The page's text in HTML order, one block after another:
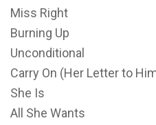
Miss Right
Burning Up
Unconditional
Carry On (Her Letter to
She Is
All She Wants